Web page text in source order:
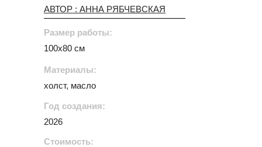
Размер работы:
Стоимость:
Материалы:
холст, масло
Год создания:
2026
100х80 см
АВТОР : АННА РЯБЧЕВСКАЯ